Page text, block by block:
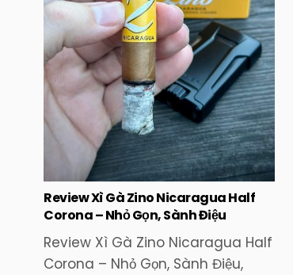
Review Xì Gà Zino Nicaragua Half
Corona – Nhỏ Gọn, Sành Điệu
Review Xì Gà Zino Nicaragua Half
Corona – Nhỏ Gọn, Sành Điệu,